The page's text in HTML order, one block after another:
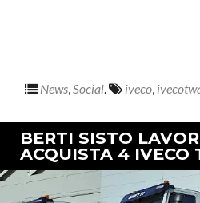
News Social iveco
BERTI SISTO
ACQUISTA 4 IVECO